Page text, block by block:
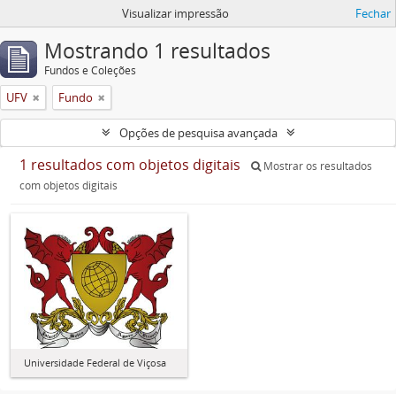
Visualizar impressão Fechar
Mostrando 1 resultados
Fundos e Coleções
UFV Fundo
Opções de pesquisa avançada
1 resultados com objetos digitais
Mostrar os resultados
com objetos digitais
Universidade Federal de Viçosa